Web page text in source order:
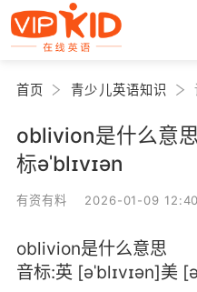
首页 青少儿英语知识
oblivion是什么意
标əˈblɪvɪən
有资有料 2026-01-09
oblivion是什么意思
音标:英 [əˈblɪvɪən]美